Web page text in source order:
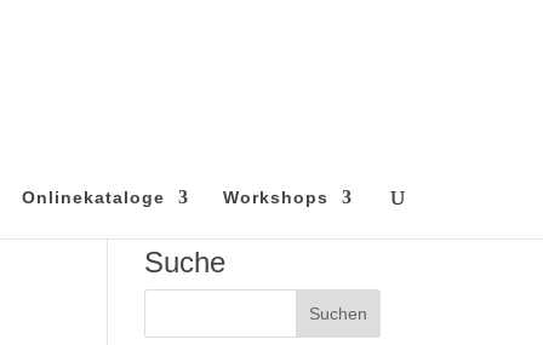
Onlinekataloge Workshops
Suche